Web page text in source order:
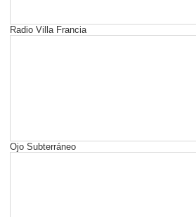
Radio Villa Francia
Ojo Subterráneo